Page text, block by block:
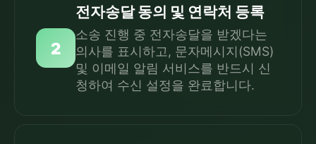
2
전자송달 동의 및 연락처 등록
소송 진행 중 전자송달을 받겠다는
의사를 표시하고, 문자메시지(SMS)
및 이메일 알림 서비스를 반드시 신
청하여 수신 설정을 완료합니다.